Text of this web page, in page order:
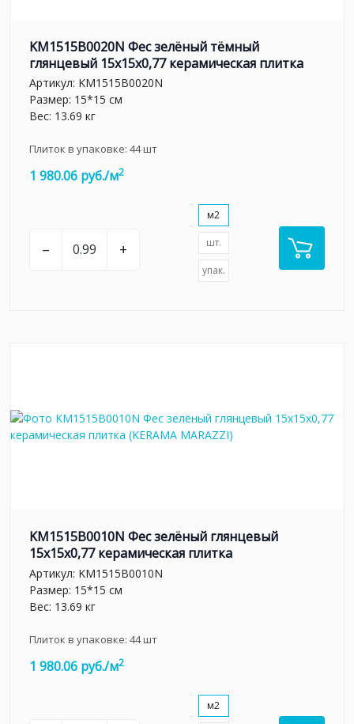
KM1515B0020N Фес зелёный тёмный
глянцевый 15x15x0,77 керамическая плитка
Артикул: KM1515B0020N
Размер: 15*15 см
Вес: 13.69 кг
Плиток в упаковке: 44шт
1 980.06 руб./м2
– +
м2
шт.
упак.
KM1515B0010N Фес зелёный глянцевый
15x15x0,77 керамическая плитка
Артикул: KM1515B0010N
Размер: 15*15 см
Вес: 13.69 кг
Плиток в упаковке: 44шт
1 980.06 руб./м2
м2